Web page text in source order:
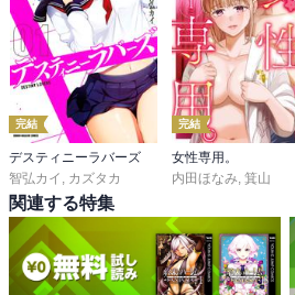
完結
デスティニーラバーズ
智弘カイ , カズタカ
完結
女性専用。
内田ほなみ, 箕山
関連する特集